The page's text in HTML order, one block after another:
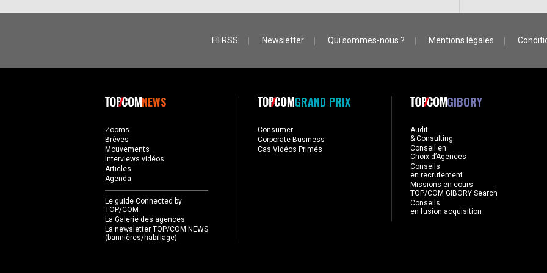
Fil RSS Newsletter Qui sommes-nous ? Mentions légales
NEWS
Zooms
Brèves
Mouvements
Interviews vidéos
Articles
Agenda
Le guide Connected by
TOP/COM
La Galerie des agences
La newsletter TOP/COM NEWS
(bannières/habillage)
GRAND PRIX
Consumer
Corporate Business
Cas Vidéos Primés
GIBORY
Audit
& Consulting
Conseil en
Choix d’Agences
Conseils
en recrutement
Missions en cours
TOP/COM GIBORY Search
Conseils
en fusion acquisition